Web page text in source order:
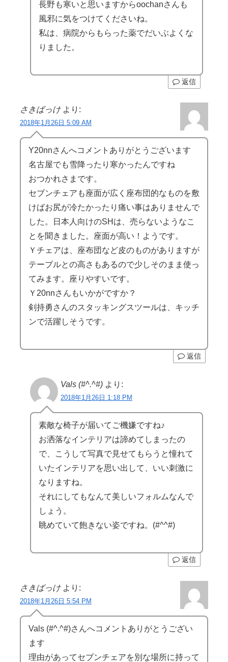
長野も寒いと思いますからoochanさんも
風邪に気をつけてくださいね。
私は、病院からもらった薬でだいぶよくな
りました。
返信
さきばっけ より:
2018年1月26日 5:09 AM
Y20nnさんへコメントありがとうございます
名古屋でも雪降ったり寒かったんですね
おつかれさまです。
セブンチェアも座面が広く座布団的なものを敷
けばお尻が冷たかったり痛い事はありませんで
した。日本人向けのSHは、売らないようなこ
とを聞きました。座面が高い！ようです。
Ｙチェアは、座布団など皮のものがありますが
テーブルとの高さもあるので少しそのまま使っ
てみます。座りやすいです。
Ｙ20nnさんもいかがですか？
剣持勇さんのスタッキングスツールは、キッチ
ンで活躍しそうです。
返信
Vals (#^.^#) より:
2018年1月26日 1:18 PM
素敵な椅子が届いてご機嫌ですね♪
お洒落なインテリアは諦めてしまったの
で、こうして写真で見せてもらうと憧れて
いたインテリアを思い出して、いい刺激に
なりますね。
それにしてもなんて美しいフォルムなんで
しょう。
眺めていて飽きない姿ですね。(#^^#)
返信
さきばっけ より:
2018年1月26日 5:54 PM
Vals (#^.^#)さんへコメントありがとうござい
ます
理由があってセブンチェアを別な場所に持って